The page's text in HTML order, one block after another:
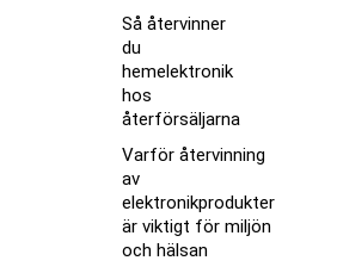
Så återvinner
du
hemelektronik
hos
återförsäljarna
Varför återvinning
av
elektronikprodukter
är viktigt för miljön
och hälsan